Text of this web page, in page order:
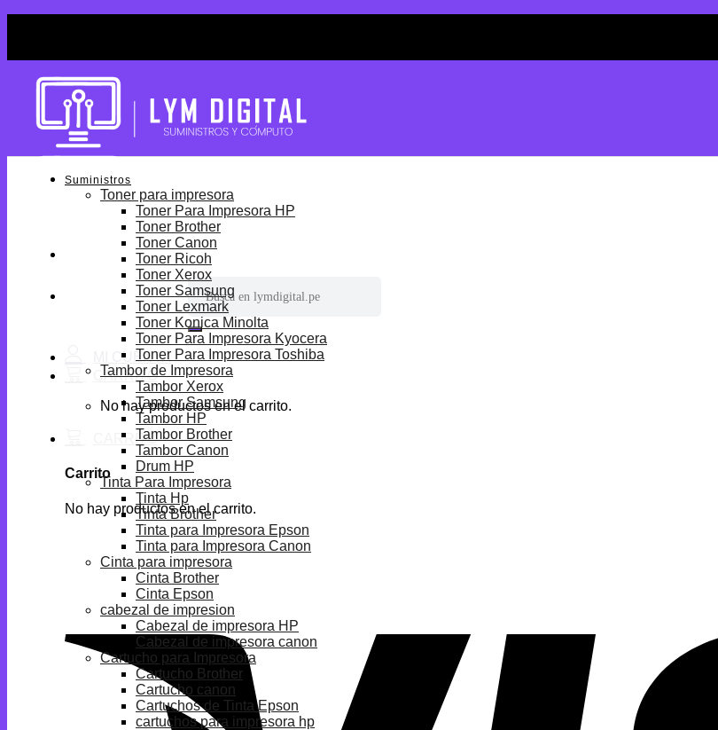
Buscar
por:
No hay productos en el carrito.
Carrito
No hay productos en el carrito.
Suministros
Toner para impresora
Toner Para Impresora HP
Toner Brother
Toner Canon
Toner Ricoh
Toner Xerox
Toner Samsung
Toner Lexmark
Toner Konica Minolta
Toner Para Impresora Kyocera
Toner Para Impresora Toshiba
Tambor de Impresora
Tambor Xerox
Tambor Samsung
Tambor HP
Tambor Brother
Tambor Canon
Drum HP
Tinta Para Impresora
Tinta Hp
Tinta Brother
Tinta para Impresora Epson
Tinta para Impresora Canon
Cinta para impresora
Cinta Brother
Cinta Epson
cabezal de impresion
Cabezal de impresora HP
Cabezal de impresora canon
Cartucho para Impresora
Cartucho Brother
Cartucho canon
Cartuchos de Tinta Epson
cartuchos para impresora hp